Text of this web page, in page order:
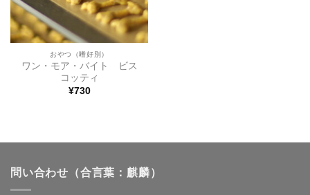
おやつ（嗜好別）
ワン・モア・バイト ビス
コッティ
¥730
問い合わせ（合言葉：麒麟）